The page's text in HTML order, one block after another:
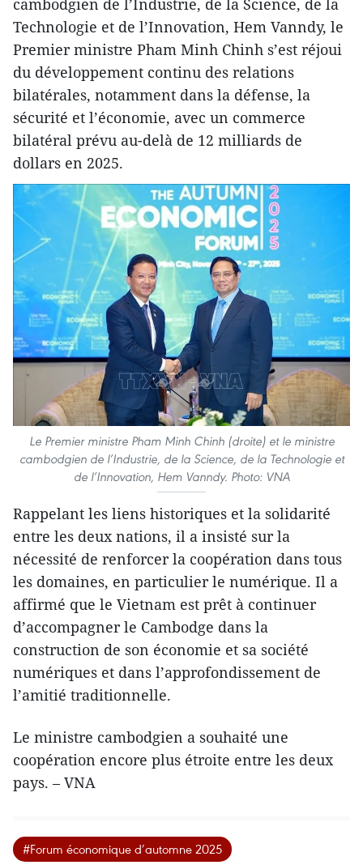
cambodgien de l’Industrie, de la Science, de la
Technologie et de l’Innovation, Hem Vanndy, le
Premier ministre Pham Minh Chinh s’est réjoui
du développement continu des relations
bilatérales, notamment dans la défense, la
sécurité et l’économie, avec un commerce
bilatéral prévu au-delà de 12 milliards de
dollars en 2025.
Le Premier ministre Pham Minh Chinh (droite) et le ministre
cambodgien de l’Industrie, de la Science, de la Technologie et
de l’Innovation, Hem Vanndy. Photo: VNA
Rappelant les liens historiques et la solidarité
entre les deux nations, il a insisté sur la
nécessité de renforcer la coopération dans tous
les domaines, en particulier le numérique. Il a
affirmé que le Vietnam est prêt à continuer
d’accompagner le Cambodge dans la
construction de son économie et sa société
numériques et dans l’approfondissement de
l’amitié traditionnelle.
Le ministre cambodgien a souhaité une
coopération encore plus étroite entre les deux
pays. – VNA
#Forum économique d’automne 2025